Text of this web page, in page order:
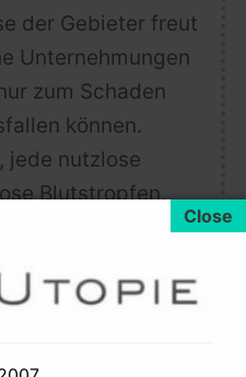
der Gebieter freut
Unternehmungen
zum Schaden
können.
jede nutzlose
Blutstropfen,